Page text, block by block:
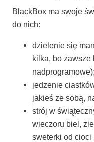
Black­Box ma swo­je
do nich:
dzie­le­nie się
kil­ka, bo zawsze
nadprogramowe);
jedze­nie
jakieś ze sobą,
strój w
wie­czo­ru biel,
swe­ter­ki od cio­ci